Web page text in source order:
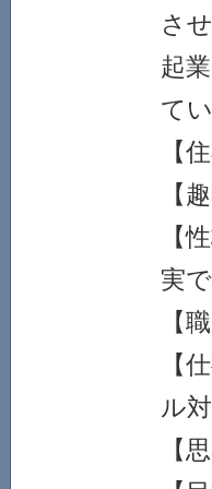
さ
起
て
【
【
【
実
【
【
ル
【